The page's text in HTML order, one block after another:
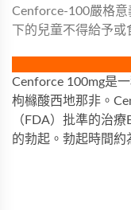
Cenforce-100嚴格
下的兒童不得給予或
Cenforce 100mg是
枸櫞酸西地那非。
（FDA）批準的治
的勃起。勃起時間約